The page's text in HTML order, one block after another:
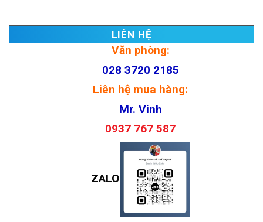
LIÊN HỆ
Văn phòng:
028 3720 2185
Liên hệ mua hàng:
Mr. Vinh
0937 767 587
ZALO